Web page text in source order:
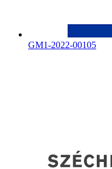
GM1-2022-00105